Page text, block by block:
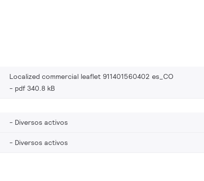
Localized commercial leaflet 911401560402 es_CO
pdf 340.8 kB
Diversos activos
Diversos activos